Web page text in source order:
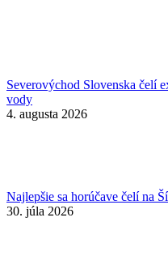
Severovýchod Slovenska čelí
vody
4. augusta 2026
Najlepšie sa horúčave čelí na
30. júla 2026